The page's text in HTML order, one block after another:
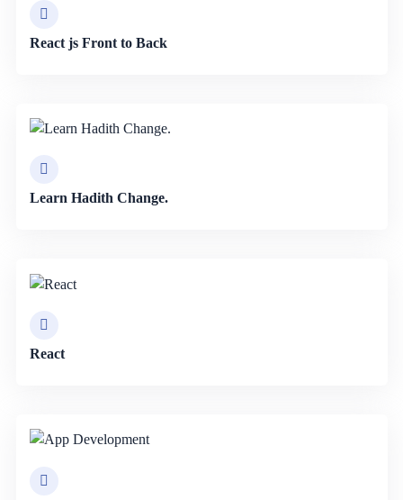
React js Front to Back
Learn Hadith Change.
React